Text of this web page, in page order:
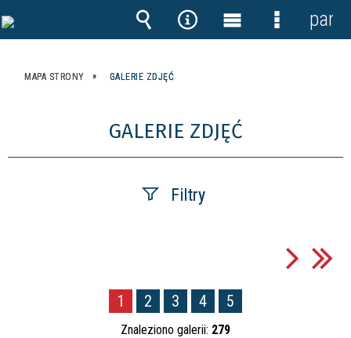
MAPA STRONY GALERIE ZDJĘĆ
GALERIE ZDJĘĆ
Filtry
Kategoria
1 2 3 4 5
Znaleziono galerii: 279
Wyszukiwarka
Narzędzia
MenuMenu
panel